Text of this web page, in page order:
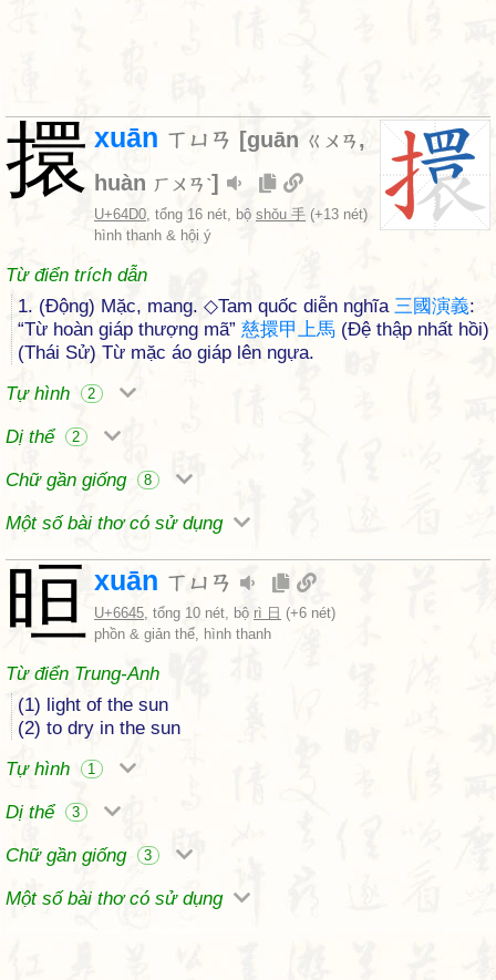
擐 xuān ㄒㄩㄢ [guān ㄍㄨㄢ ,
huàn ㄏㄨㄢˋ]
U+64D0, tổng 16 nét, bộ shǒu 手 (+13 nét)
hình thanh & hội ý
Từ điển trích dẫn
1. (Động) Mặc, mang. ◇Tam quốc diễn nghĩa 三國演義:
“Từ hoàn giáp thượng mã” 慈擐甲上馬 (Đệ thập nhất hồi)
(Thái Sử) Từ mặc áo giáp lên ngựa.
Tự hình
2
Dị thể 2
Chữ gần giống 8
Một số bài thơ có sử dụng
晅 xuān ㄒㄩㄢ
U+6645, tổng 10 nét, bộ rì 日 (+6 nét)
phồn & giản thể, hình thanh
Từ điển Trung-Anh
(1) light of the sun
(2) to dry in the sun
Tự hình
1
Dị thể 3
Chữ gần giống 3
Một số bài thơ có sử dụng